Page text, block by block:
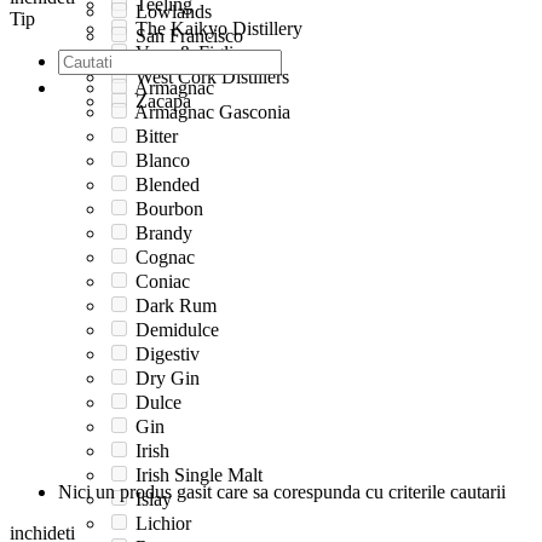
The Kaikyo Distillery
Vena & Figli
West Cork Distillers
Zacapa
Lowlands
San Francisco
Tip
Armagnac
Armagnac Gasconia
Bitter
Blanco
Blended
Bourbon
Brandy
Cognac
Coniac
Dark Rum
Demidulce
Digestiv
Dry Gin
Dulce
Gin
Irish
Irish Single Malt
Islay
Lichior
Nici un produs gasit care sa corespunda cu criterile cautarii
inchideti